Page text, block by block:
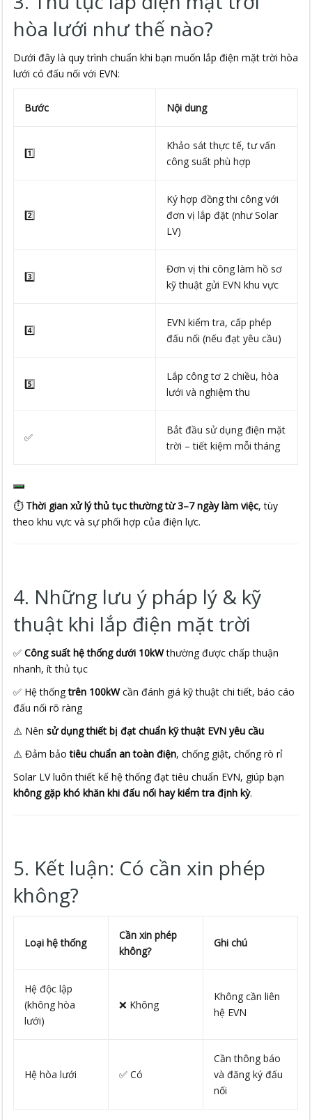
hòa lưới như thế nào?
Dưới đây là quy trình chuẩn khi bạn muốn lắp điện mặt trời hòa
lưới có đấu nối với EVN:
Bước Nội dung
1️⃣
Khảo sát thực tế, tư vấn
công suất phù hợp
2️⃣
Ký hợp đồng thi công với
đơn vị lắp đặt (như Solar
LV)
3️⃣
Đơn vị thi công làm hồ sơ
kỹ thuật gửi EVN khu vực
4️⃣
EVN kiểm tra, cấp phép
đấu nối (nếu đạt yêu cầu)
5️⃣
Lắp công tơ 2 chiều, hòa
lưới và nghiệm thu
✅
Bắt đầu sử dụng điện mặt
trời – tiết kiệm mỗi tháng
⏱️ Thời gian xử lý thủ tục thường từ 3–7 ngày làm việc, tùy
theo khu vực và sự phối hợp của điện lực.
4. Những lưu ý pháp lý & kỹ
thuật khi lắp điện mặt trời
✅Công suất hệ thống dưới 10kWthường được chấp thuận
nhanh, ít thủ tục
✅ Hệ thốngtrên 100kWcần đánh giá kỹ thuật chi tiết, báo cáo
đấu nối rõ ràng
⚠️ Nênsử dụng thiết bị đạt chuẩn kỹ thuật EVN yêu cầu
⚠️ Đảm bảotiêu chuẩn an toàn điện, chống giật, chống rò rỉ
Solar LV luôn thiết kế hệ thống đạt tiêu chuẩn EVN, giúp bạn
không gặp khó khăn khi đấu nối hay kiểm tra định kỳ.
5. Kết luận: Có cần xin phép
không?
Loại hệ thống
Cần xin phép
không?
Ghi chú
Hệ độc lập
(không hòa
lưới)
❌ Không
Không cần liên
hệ EVN
Hệ hòa lưới ✅ Có
Cần thông báo
và đăng ký đấu
nối